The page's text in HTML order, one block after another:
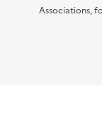
Associations,